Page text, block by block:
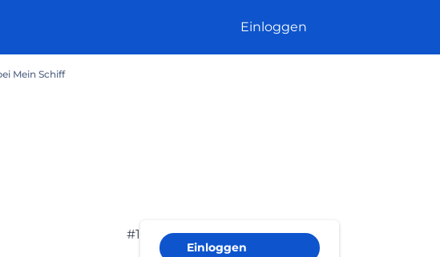
Einloggen
Mein Schiff
#1
Einloggen